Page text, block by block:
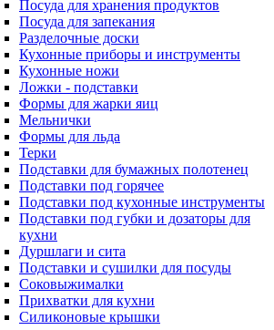
Посуда для хранения продуктов
Посуда для запекания
Разделочные доски
Кухонные приборы и инструменты
Кухонные ножи
Ложки - подставки
Формы для жарки яиц
Мельнички
Формы для льда
Терки
Подставки для бумажных полотенец
Подставки под горячее
Подставки под кухонные инструменты
Подставки под губки и дозаторы для
кухни
Дуршлаги и сита
Подставки и сушилки для посуды
Соковыжималки
Прихватки для кухни
Силиконовые крышки